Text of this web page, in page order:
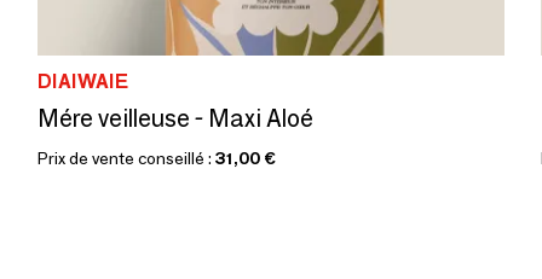
DIAIWAIE
Mére veilleuse - Maxi Aloé
Prix de vente conseillé : 31,00 €